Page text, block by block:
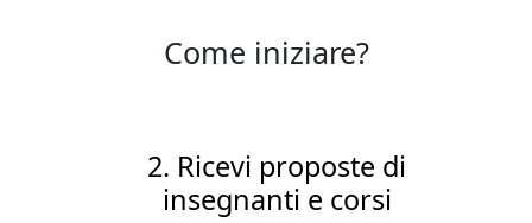
Come iniziare?
2. Ricevi proposte di
insegnanti e corsi